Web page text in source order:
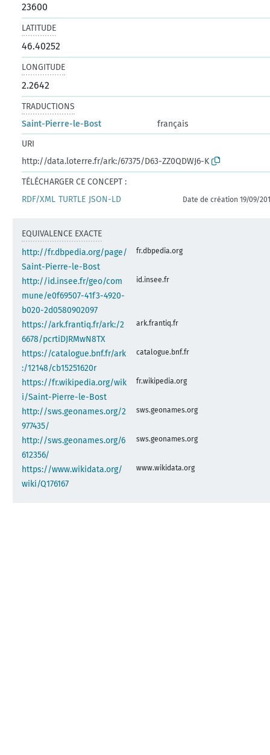
23600
LATITUDE
46.40252
LONGITUDE
2.2642
TRADUCTIONS
Saint-Pierre-le-Bost
français
URI
http://data.loterre.fr/ark:/67375/D63-ZZ0QDWJ6-K
TÉLÉCHARGER CE CONCEPT :
RDF/XML TURTLE JSON-LD Date de création 19/09/
EQUIVALENCE EXACTE
http://fr.dbpedia.org/page/
Saint-Pierre-le-Bost
fr.dbpedia.org
http://id.insee.fr/geo/com
mune/e0f69507-41f3-4920-
b020-2d0580902097
id.insee.fr
https://ark.frantiq.fr/ark:/2
6678/pcrtiDJRMwN8TX
ark.frantiq.fr
https://catalogue.bnf.fr/ark
:/12148/cb15251620r
catalogue.bnf.fr
https://fr.wikipedia.org/wik
i/Saint-Pierre-le-Bost
fr.wikipedia.org
http://sws.geonames.org/2
977435/
sws.geonames.org
http://sws.geonames.org/6
612356/
sws.geonames.org
https://www.wikidata.org/
wiki/Q176167
www.wikidata.org